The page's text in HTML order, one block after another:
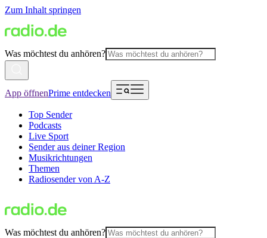
Zum Inhalt springen
Was möchtest du anhören?
App öffnenPrime entdecken
Top Sender
Podcasts
Live Sport
Sender aus deiner Region
Musikrichtungen
Themen
Radiosender von A-Z
Was möchtest du anhören?